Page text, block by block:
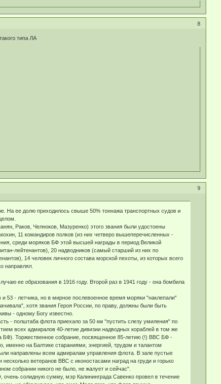
8
типа ЛА
9
На ее долю приходилось свыше 50% тоннажа транспортных судов и
Раков, Челноков, Мазуренко) этого звания были удостоены
11 командиров полков (из них четверо вышеперечисленных -
среди моряков БФ этой высшей награды в период Великой
лейтенантов), 20 надводников (самый старший из них по
14 человек личного состава морской пехоты, из которых всего
направлял.
ее образования в 1916 году. Второй раз в 1941 году - она бомбила
53 - летчика, но в мирное послевоенное время моряки "наклепали"
хотя звания Героя России, по праву, должны были быть
- одному Богу известно.
- полштаба флота приехало за 50 км "пустить слезу умиления" по
всех адмиралов 40-летие дивизии надводных кораблей в том же
БФ). Торжественное собрание, посвященное 85-летию (!) ВВС БФ -
именно на Балтике стараниями, энергией, трудом и талантом
направлены всем адмиралам управления флота. В зале пустые
ветеранов ВВС с иконостасами наград на груди и горько
собрании никого не было, не жалует и сейчас".
солидную сумму, мэр Калининграда Савенко провел в течение